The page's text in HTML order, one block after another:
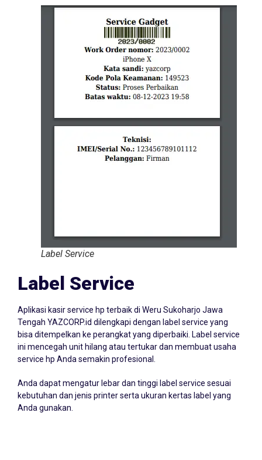
Label Service
Label Service
Aplikasi kasir service hp terbaik di Weru Sukoharjo Jawa
Tengah YAZCORP.id dilengkapi dengan label service yang
bisa ditempelkan ke perangkat yang diperbaiki. Label service
ini mencegah unit hilang atau tertukar dan membuat usaha
service hp Anda semakin profesional.
Anda dapat mengatur lebar dan tinggi label service sesuai
kebutuhan dan jenis printer serta ukuran kertas label yang
Anda gunakan.